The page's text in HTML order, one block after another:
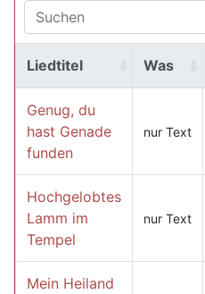
Liedtitel Was
Genug, du
hast Genade
funden
nur Text
Hochgelobtes
Lamm im
Tempel
nur Text
Mein Heiland